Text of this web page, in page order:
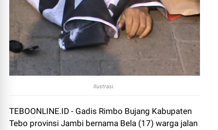
Ilustrasi.
TEBOONLINE.ID - Gadis Rimbo Bujang Kabupaten
Tebo provinsi Jambi bernama Bela (17) warga jalan